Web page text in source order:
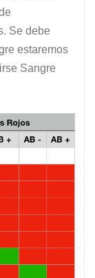
Se debe
estaremos
Sangre